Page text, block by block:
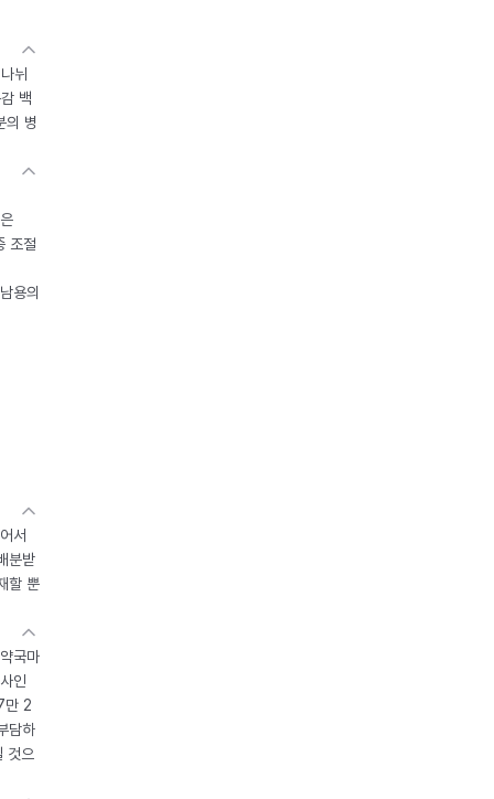
뉘
백
의 병
조절
용의
서
분받
할 뿐
국마
인
만 2
담하
것으